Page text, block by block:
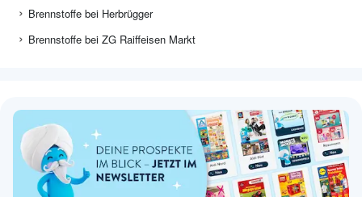
Brennstoffe bei Herbrügger
Brennstoffe bei ZG Raiffeisen Markt